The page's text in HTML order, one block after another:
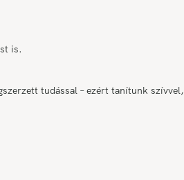
is.
tudással – ezért tanítunk szívvel,